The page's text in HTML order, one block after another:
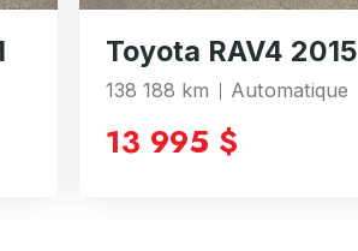
Toyota RAV4 2015
138 188 km Automatique
13 995 $